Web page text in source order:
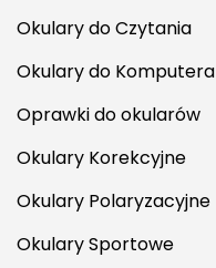
Okulary do Czytania
Okulary do Komputera
Oprawki do okularów
Okulary Korekcyjne
Okulary Polaryzacyjne
Okulary Sportowe